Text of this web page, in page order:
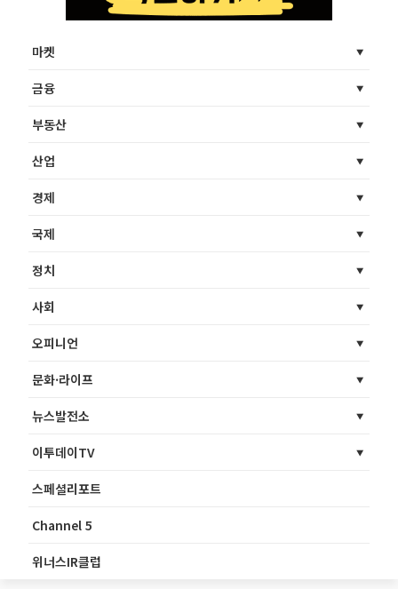
마켓
금융
부동산
산업
경제
국제
정치
사회
오피니언
문화·라이프
뉴스발전소
이투데이TV
스페셜리포트
Channel 5
위너스IR클럽